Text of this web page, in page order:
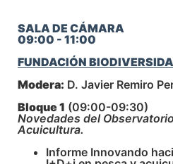
SALA DE CÁMARA
09:00 - 11:00
FUNDACIÓN
Modera: D. Javier Remiro
Bloque 1 (09:00-09:30)
Novedades del
Acuicultura.
Informe Innovando